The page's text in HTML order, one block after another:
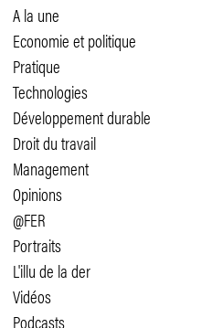
A la une
Economie et politique
Pratique
Technologies
Développement durable
Droit du travail
Management
Opinions
@FER
Portraits
L'illu de la der
Vidéos
Podcasts